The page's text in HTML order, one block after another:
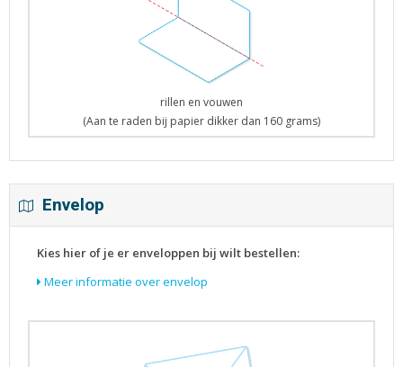
rillen en vouwen
(Aan te raden bij papier dikker dan 160 grams)
Envelop
Kies hier of je er enveloppen bij wilt bestellen:
Meer informatie over envelop